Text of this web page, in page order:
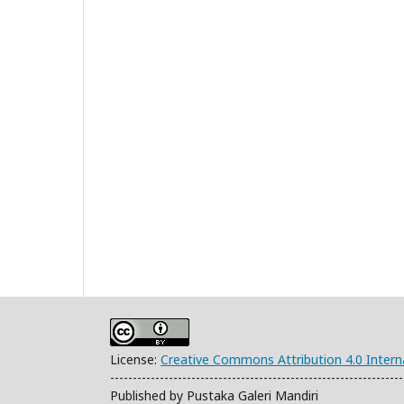
License: Creative Commons Attribution 4.0
Published by Pustaka Galeri Mandiri